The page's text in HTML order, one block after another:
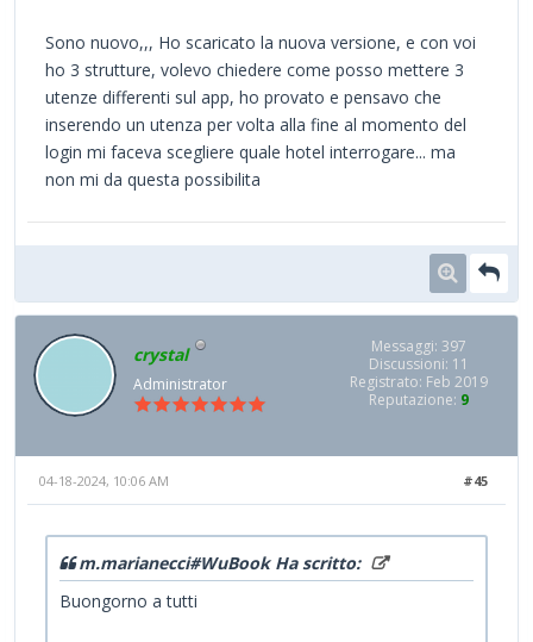
Sono nuovo,,, Ho scaricato la nuova versione, e con voi
ho 3 strutture, volevo chiedere come posso mettere 3
utenze differenti sul app, ho provato e pensavo che
inserendo un utenza per volta alla fine al momento del
login mi faceva scegliere quale hotel interrogare... ma
non mi da questa possibilita
crystal
Administrator
Messaggi: 397
Discussioni: 11
Registrato: Feb 2019
Reputazione: 9
#45
04-18-2024, 10:06 AM
m.marianecci#WuBook Ha scritto:
Buongorno a tutti